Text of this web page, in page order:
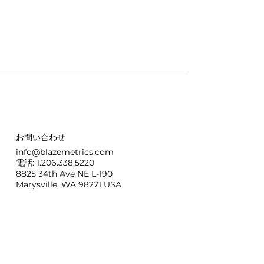
お問い合わせ
info@blazemetrics.com
電話: 1.206.338.5220
8825 34th Ave NE L-190
Marysville, WA 98271 USA